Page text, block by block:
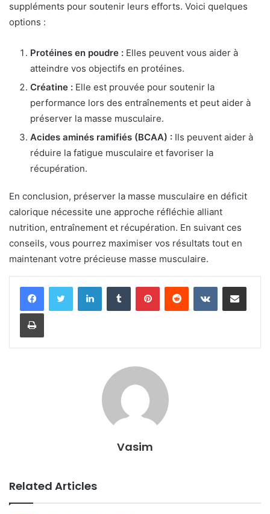
suppléments pour soutenir leurs efforts. Voici quelques
options :
Protéines en poudre : Elles peuvent vous aider à
atteindre vos objectifs en protéines.
Créatine : Elle est prouvée pour soutenir la
performance lors des entraînements et peut aider à
préserver la masse musculaire.
Acides aminés ramifiés (BCAA) : Ils peuvent aider à
réduire la fatigue musculaire et favoriser la
récupération.
En conclusion, préserver la masse musculaire en déficit
calorique nécessite une approche réfléchie alliant
nutrition, entraînement et récupération. En suivant ces
conseils, vous pourrez maximiser vos résultats tout en
maintenant votre précieuse masse musculaire.
LinkedInTumblr PinterestReddit VKontakteShare via Email
Print
Vasim
Related Articles